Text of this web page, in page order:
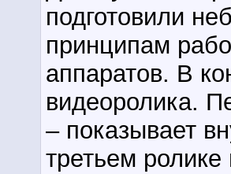
подготовили
принципам
аппаратов. В
видеоролика.
– показывает
третьем